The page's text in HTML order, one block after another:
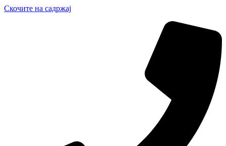
Скочите на садржај